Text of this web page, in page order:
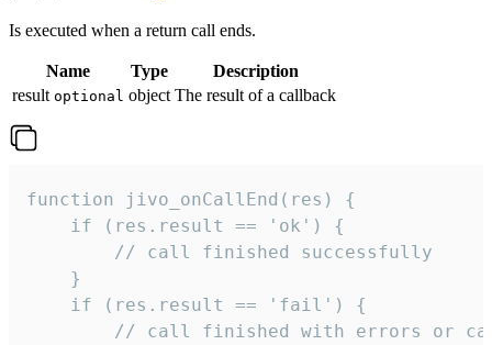
Is executed when a return call ends.
Name Type
Description
result optional object The result of a callback
function jivo_onCallEnd(res) {
    if (res.result == 'ok') {
        // call finished successfully
    }
    if (res.result == 'fail') {
// call finished with errors or